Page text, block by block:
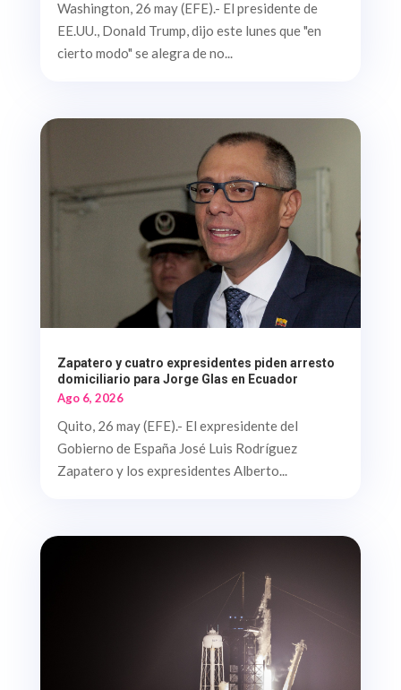
Washington, 26 may (EFE).- El presidente de
EE.UU., Donald Trump, dijo este lunes que "en
cierto modo" se alegra de no...
Zapatero y cuatro expresidentes piden arresto
domiciliario para Jorge Glas en Ecuador
Ago 6, 2026
Quito, 26 may (EFE).- El expresidente del
Gobierno de España José Luis Rodríguez
Zapatero y los expresidentes Alberto...